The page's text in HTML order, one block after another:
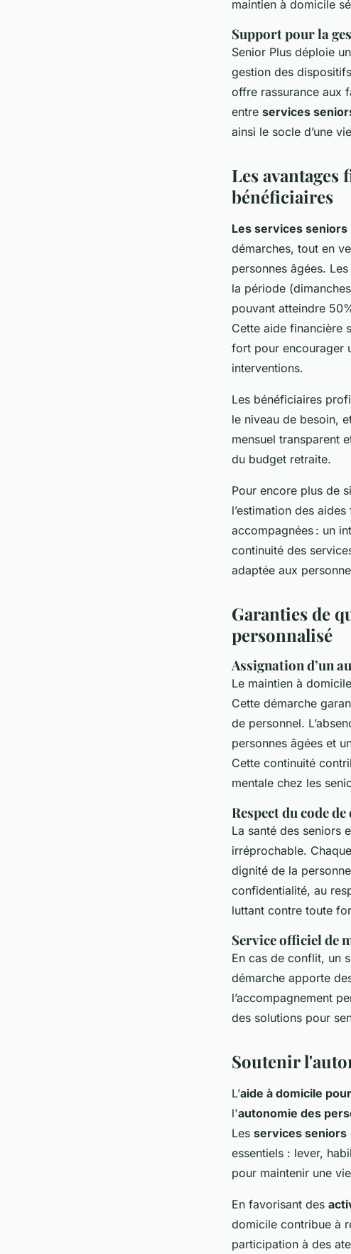
maintien à domicile
Support pour la
Senior Plus déploie
gestion des
offre rassurance aux
entre services
ainsi le socle d’une
Les
bénéficiaires
Les services seniors
démarches, tout en
personnes âgées.
la période
pouvant atteindre
Cette aide financière
fort pour encourager
interventions.
Les bénéficiaires
le niveau de besoin,
mensuel transparent
du budget retraite.
Pour encore plus de
l’estimation des
accompagnées : un
continuité des
adaptée aux
Garanties de
personnalisé
Assignation d’un
Le maintien à
Cette démarche
de personnel.
personnes âgées et
Cette continuité
mentale chez les
Respect du code
La santé des seniors
irréprochable.
dignité de la
confidentialité, au
luttant contre toute
Service officiel de
En cas de conflit, un
démarche apporte
l’accompagnement
des solutions pour
Soutenir
L’aide à domicile
l'autonomie des
Les services seniors
essentiels : lever,
pour maintenir une
En favorisant des
domicile contribue à
participation à des